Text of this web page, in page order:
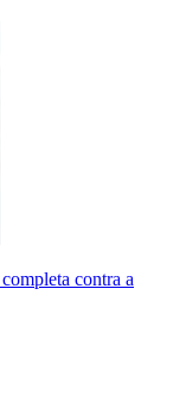
contra a